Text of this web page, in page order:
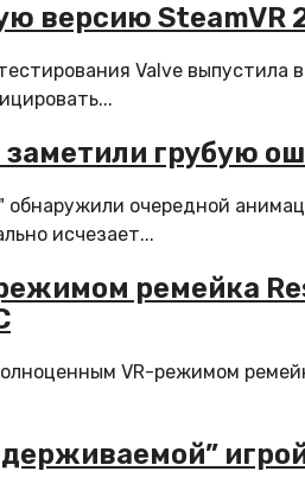
версию SteamVR
Valve выпустила
заметили грубую
очередной
исчезает...
ремейка
VR-режимом